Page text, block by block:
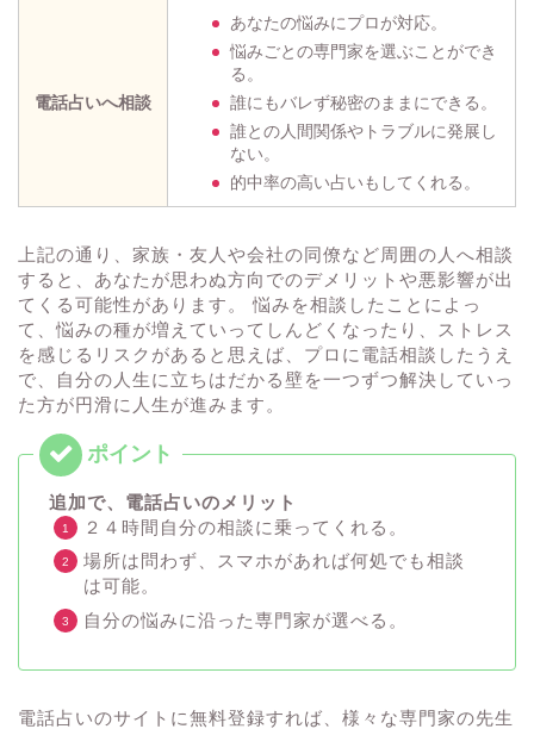
電話占いへ相談
あなたの悩みにプロが対応。
悩みごとの専門家を選ぶことができ
る。
誰にもバレず秘密のままにできる。
誰との人間関係やトラブルに発展し
ない。
的中率の高い占いもしてくれる。
上記の通り、家族・友人や会社の同僚など周囲の人へ相談
すると、あなたが思わぬ方向でのデメリットや悪影響が出
てくる可能性があります。 悩みを相談したことによっ
て、悩みの種が増えていってしんどくなったり、ストレス
を感じるリスクがあると思えば、プロに電話相談したうえ
で、自分の人生に立ちはだかる壁を一つずつ解決していっ
た方が円滑に人生が進みます。
追加で、電話占いのメリット
２４時間自分の相談に乗ってくれる。
場所は問わず、スマホがあれば何処でも相談
は可能。
自分の悩みに沿った専門家が選べる。
電話占いのサイトに無料登録すれば、様々な専門家の先生